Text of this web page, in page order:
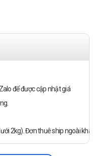
để được cập nhật giá
2kg). Đơn thuê ship ngoài